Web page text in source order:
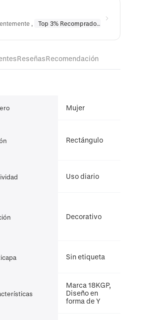
, Top 3% Recomprado
ReseñasRecomendación
Mujer
Rectángulo
Uso diario
Decorativo
Sin etiqueta
Marca 18KGP,
Diseño en
forma de Y